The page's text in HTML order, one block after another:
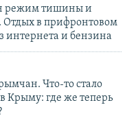
режим тишины и
Отдых в прифронтовом
интернета и бензина
Что-то стало
Крыму: где же теперь